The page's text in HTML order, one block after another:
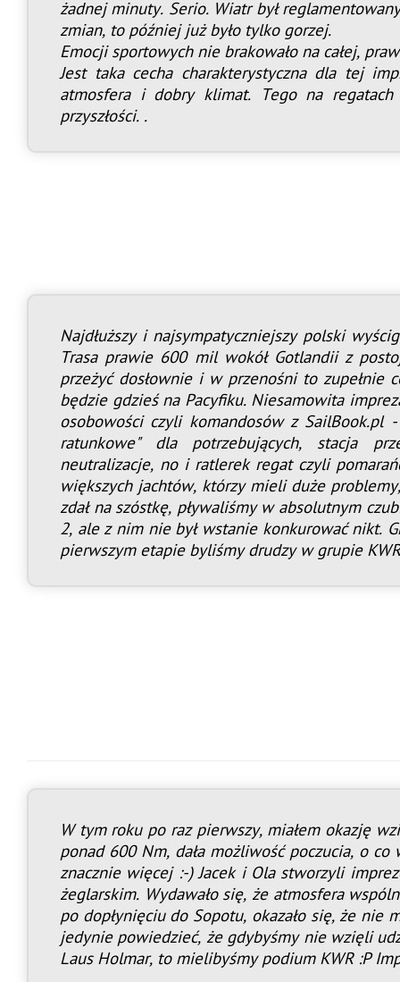
żadnej minuty. Serio. Wiatr był
zmian, to później już było tylko gorzej.
Emocji sportowych nie brakowało na całej,
Jest taka cecha charakterystyczna dla tej
atmosfera i dobry klimat. Tego na
przyszłości. .
Najdłuższy i najsympatyczniejszy polski
Trasa prawie 600 mil wokół Gotlandii z
przeżyć dosłownie i w przenośni to zupełnie
będzie gdzieś na Pacyfiku. Niesamowita
osobowości czyli komandosów z
ratunkowe" dla potrzebujących, stacja
neutralizacje, no i ratlerek regat czyli
większych jachtów, którzy mieli duże
zdał na szóstkę, pływaliśmy w absolutnym
2, ale z nim nie był wstanie konkurować nikt.
pierwszym etapie byliśmy drudzy w grupie
W tym roku po raz pierwszy, miałem okazję
ponad 600 Nm, dała możliwość poczucia, o
znacznie więcej :-) Jacek i Ola stworzyli
żeglarskim. Wydawało się, że atmosfera
po dopłynięciu do Sopotu, okazało się, że nie
jedynie powiedzieć, że gdybyśmy nie wzięli
Laus Holmar, to mielibyśmy podium KWR :P